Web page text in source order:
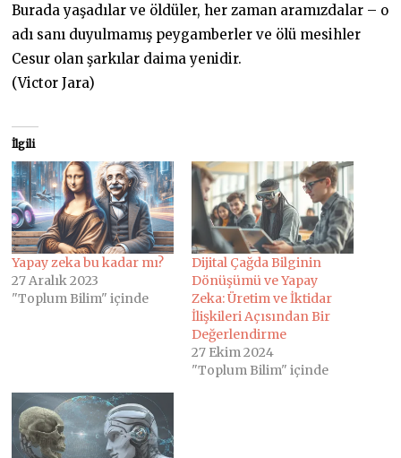
Burada yaşadılar ve öldüler, her zaman aramızdalar – o
adı sanı duyulmamış peygamberler ve ölü mesihler
Cesur olan şarkılar daima yenidir.
(Victor Jara)
İlgili
Yapay zeka bu kadar mı?
27 Aralık 2023
"Toplum Bilim" içinde
Dijital Çağda Bilginin
Dönüşümü ve Yapay
Zeka: Üretim ve İktidar
İlişkileri Açısından Bir
Değerlendirme
27 Ekim 2024
"Toplum Bilim" içinde